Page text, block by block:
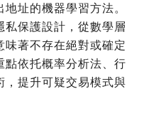
址的機器學習方法。
私保護設計，從數學層
著不存在絕對或確定
點依托概率分析法、行
，提升可疑交易模式與